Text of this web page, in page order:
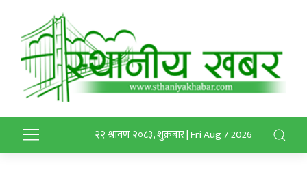
२२ श्रावण २०८३, शुक्रबार | Fri Aug 7 2026